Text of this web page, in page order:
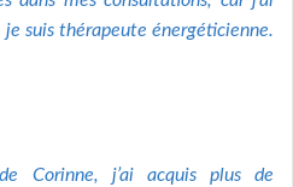
suis thérapeute énergéticienne.
Corinne, j’ai acquis plus de